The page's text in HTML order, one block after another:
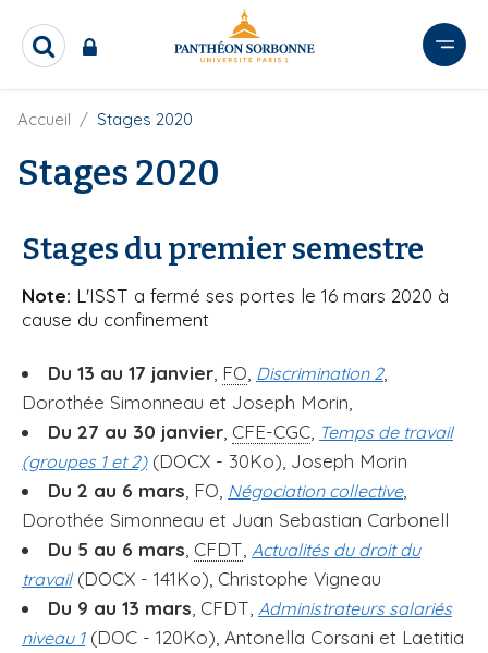
R
h
r
c
r
F
d
n
e
Accueil Stages 2020
Stages 2020
Stages du premier semestre
Note: L'ISST a fermé ses portes le 16 mars 2020 à
cause du confinement
Du 13 au 17 janvier FO Discrimination 2,
Dorothée Simonneau et Joseph Morin,
Du 27 au 30 janvier CFE-CGC Temps de travail
(groupes 1 et 2) (DOCX - 30Ko), Joseph Morin
Du 2 au 6 mars , FO, Négociation collective,
Dorothée Simonneau et Juan Sebastian Carbonell
Du 5 au 6 mars CFDT Actualités du droit du
travail (DOCX - 141Ko), Christophe Vigneau
Du 9 au 13 mars , CFDT, Administrateurs salariés
niveau 1 (DOC - 120Ko), Antonella Corsani et Laetitia